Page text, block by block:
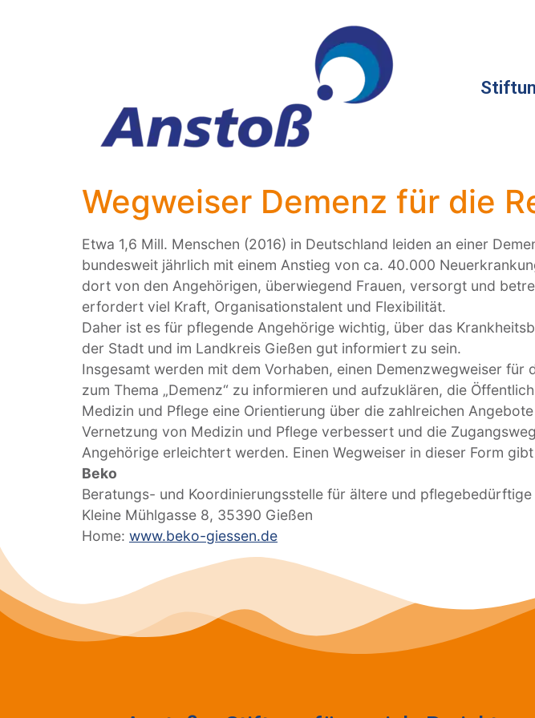
Wegweiser Demenz für die
Etwa 1,6 Mill. Menschen (2016) in Deutschland leiden an einer
bundesweit jährlich mit einem Anstieg von ca. 40.000
dort von den Angehörigen, überwiegend Frauen, versorgt und
erfordert viel Kraft, Organisationstalent und Flexibilität.
Daher ist es für pflegende Angehörige wichtig, über das
der Stadt und im Landkreis Gießen gut informiert zu sein.
Insgesamt werden mit dem Vorhaben, einen Demenzwegweiser
zum Thema „Demenz“ zu informieren und aufzuklären, die
Medizin und Pflege eine Orientierung über die zahlreichen
Vernetzung von Medizin und Pflege verbessert und die
Angehörige erleichtert werden. Einen Wegweiser in dieser Form
Beko
Beratungs- und Koordinierungsstelle für ältere und pflegebedürftige
Kleine Mühlgasse 8, 35390 Gießen
Home: www.beko-giessen.de